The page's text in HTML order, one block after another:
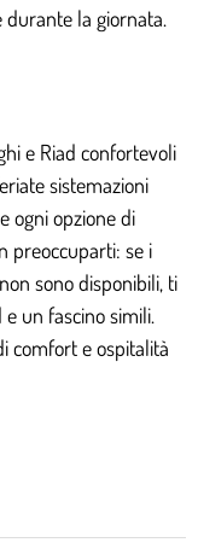
la giornata.
e Riad confortevoli
sistemazioni
ogni opzione di
preoccuparti: se i
sono disponibili, ti
un fascino simili.
comfort e ospitalità